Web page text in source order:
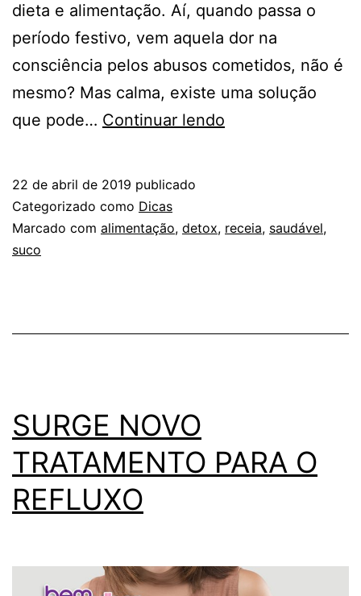
dieta e alimentação. Aí, quando passa o
período festivo, vem aquela dor na
consciência pelos abusos cometidos, não é
mesmo? Mas calma, existe uma solução
que pode… Continuar lendo
CONFERIR
SUCO
22 de abril de 2019 publicado
Categorizado como Dicas
Marcado com alimentação, detox, receia, saudável,
suco
SURGE NOVO
TRATAMENTO PARA O
REFLUXO